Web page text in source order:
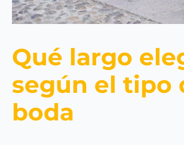
Qué largo
según el tipo
boda